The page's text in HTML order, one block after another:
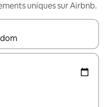
uniques sur Airbnb.
parcourez-les en utilisant